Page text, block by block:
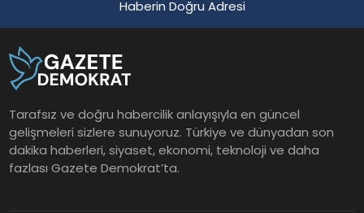
Haberin Doğru Adresi
Tarafsız ve doğru habercilik anlayışıyla en güncel
gelişmeleri sizlere sunuyoruz. Türkiye ve dünyadan son
dakika haberleri, siyaset, ekonomi, teknoloji ve daha
fazlası Gazete Demokrat’ta.